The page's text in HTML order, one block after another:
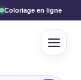
Coloriage en ligne